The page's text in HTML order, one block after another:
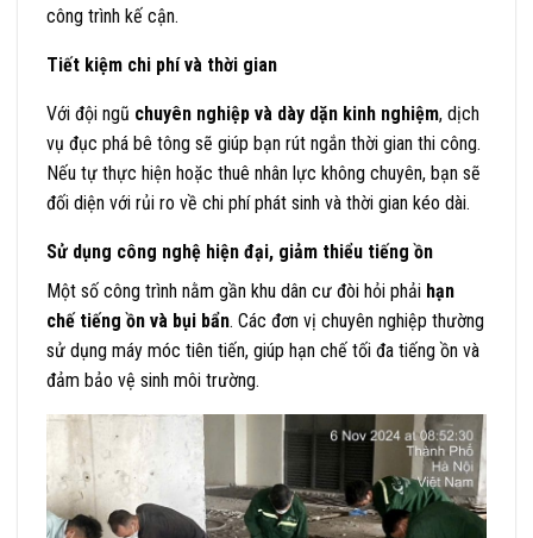
công trình kế cận.
Tiết kiệm chi phí và thời gian
Với đội ngũ chuyên nghiệp và dày dặn kinh nghiệm, dịch
vụ đục phá bê tông sẽ giúp bạn rút ngắn thời gian thi công.
Nếu tự thực hiện hoặc thuê nhân lực không chuyên, bạn sẽ
đối diện với rủi ro về chi phí phát sinh và thời gian kéo dài.
Sử dụng công nghệ hiện đại, giảm thiểu tiếng ồn
Một số công trình nằm gần khu dân cư đòi hỏi phải hạn
chế tiếng ồn và bụi bẩn. Các đơn vị chuyên nghiệp thường
sử dụng máy móc tiên tiến, giúp hạn chế tối đa tiếng ồn và
đảm bảo vệ sinh môi trường.